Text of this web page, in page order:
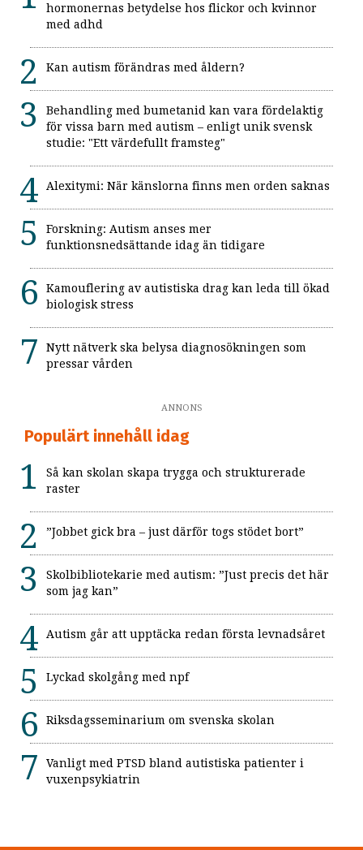
hormonernas betydelse hos flickor och kvinnor
med adhd
Kan autism förändras med åldern?
Behandling med bumetanid kan vara fördelaktig
för vissa barn med autism – enligt unik svensk
studie: "Ett värdefullt framsteg"
Alexitymi: När känslorna finns men orden saknas
Forskning: Autism anses mer
funktionsnedsättande idag än tidigare
Kamouflering av autistiska drag kan leda till ökad
biologisk stress
Nytt nätverk ska belysa diagnosökningen som
pressar vården
ANNONS
Populärt innehåll idag
Så kan skolan skapa trygga och strukturerade
raster
”Jobbet gick bra – just därför togs stödet bort”
Skolbibliotekarie med autism: ”Just precis det här
som jag kan”
Autism går att upptäcka redan första levnadsåret
Lyckad skolgång med npf
Riksdagsseminarium om svenska skolan
Vanligt med PTSD bland autistiska patienter i
vuxenpsykiatrin